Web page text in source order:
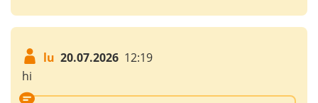
lu 20.07.2026 12:19
hi